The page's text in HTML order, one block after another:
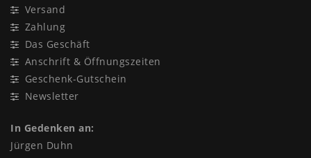
Versand
Zahlung
Das Geschäft
Anschrift & Öffnungszeiten
Geschenk-Gutschein
Newsletter
In Gedenken an:
Jürgen Duhn